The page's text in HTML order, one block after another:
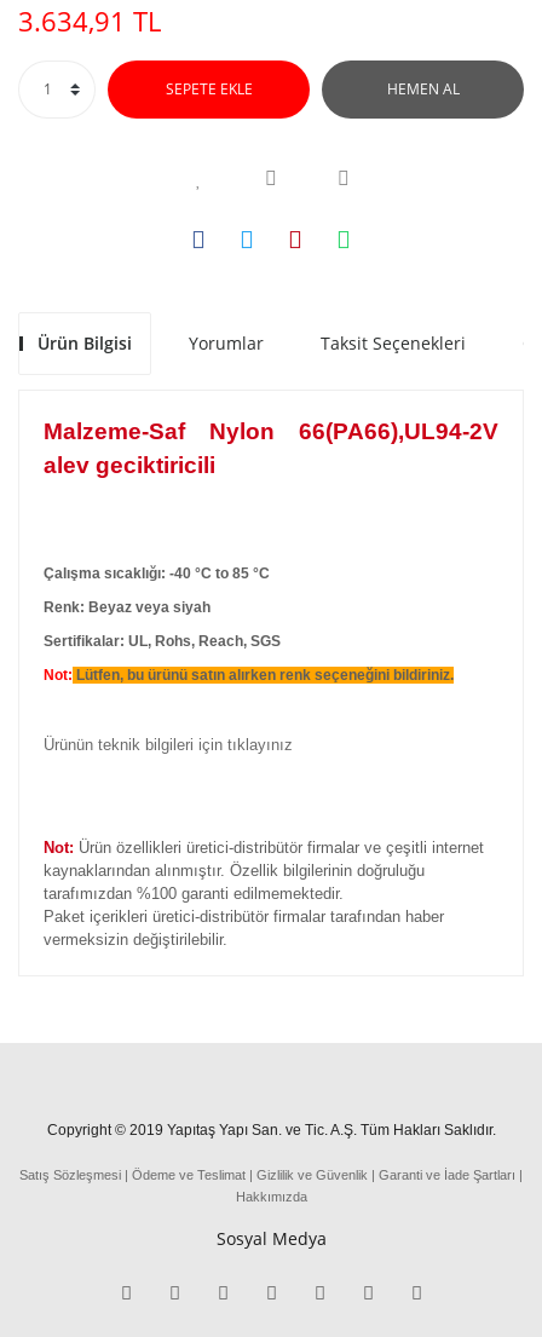
3.634,91 TL
SEPETE EKLE HEMEN AL
Ürün Bilgisi Yorumlar Taksit Seçenekleri
Malzeme-Saf Nylon 66(PA66),UL94-2V
alev geciktiricili
Çalışma sıcaklığı: -40 °C to 85 °C
Renk: Beyaz veya siyah
Sertifikalar: UL, Rohs, Reach, SGS
Not: Lütfen, bu ürünü satın alırken renk seçeneğini bildiriniz.
Ürünün teknik bilgileri için tıklayınız
Not: Ürün özellikleri üretici-distribütör firmalar ve çeşitli internet
kaynaklarından alınmıştır. Özellik bilgilerinin doğruluğu
tarafımızdan %100 garanti edilmemektedir.
Paket içerikleri üretici-distribütör firmalar tarafından haber
vermeksizin değiştirilebilir.
Copyright © 2019 Yapıtaş Yapı San. ve Tic. A.Ş. Tüm Hakları Saklıdır.
Satış Sözleşmesi | Ödeme ve Teslimat | Gizlilik ve Güvenlik | Garanti ve İade Şartları |
Hakkımızda
Sosyal Medya